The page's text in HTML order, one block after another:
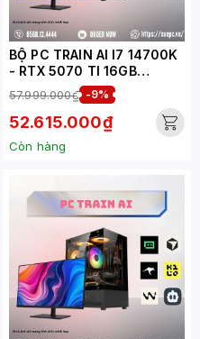
BỘ PC TRAIN AI I7 14700K
- RTX 5070 TI 16GB
(XUEPC119-TA)
57.999.000₫ -9%
52.615.000₫
Còn hàng